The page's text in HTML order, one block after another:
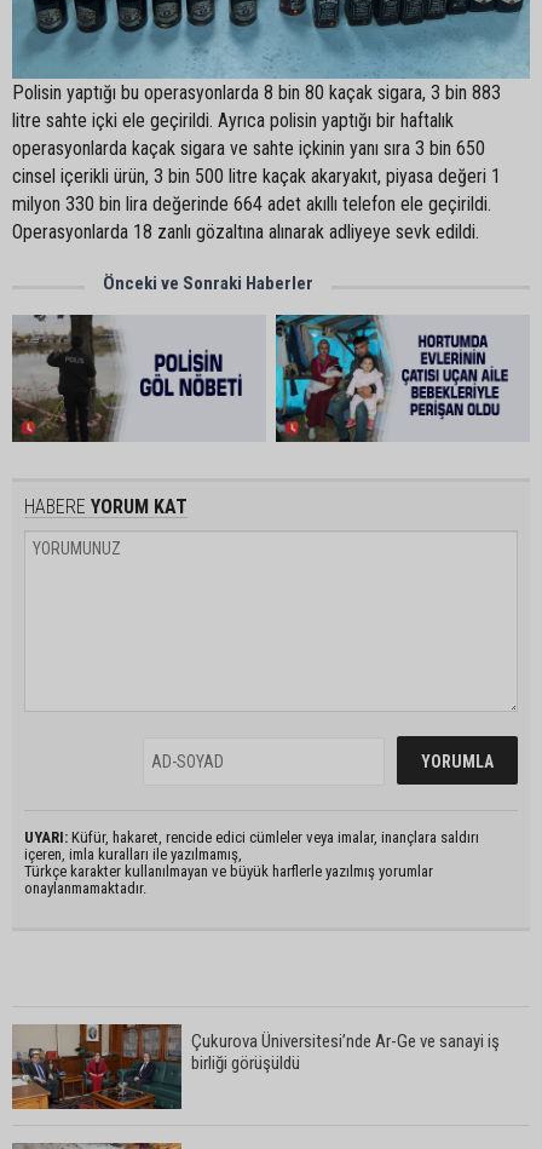
Polisin yaptığı bu operasyonlarda 8 bin 80 kaçak sigara, 3 bin 883
litre sahte içki ele geçirildi. Ayrıca polisin yaptığı bir haftalık
operasyonlarda kaçak sigara ve sahte içkinin yanı sıra 3 bin 650
cinsel içerikli ürün, 3 bin 500 litre kaçak akaryakıt, piyasa değeri 1
milyon 330 bin lira değerinde 664 adet akıllı telefon ele geçirildi.
Operasyonlarda 18 zanlı gözaltına alınarak adliyeye sevk edildi.
Önceki ve Sonraki Haberler
HABERE YORUM KAT
UYARI: Küfür, hakaret, rencide edici cümleler veya imalar, inançlara saldırı
içeren, imla kuralları ile yazılmamış,
Türkçe karakter kullanılmayan ve büyük harflerle yazılmış yorumlar
onaylanmamaktadır.
Çukurova Üniversitesi’nde Ar-Ge ve sanayi iş
birliği görüşüldü